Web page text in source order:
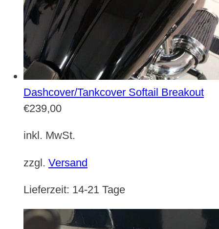
Dashcover/Tankcover Softail Breakout
€239,00
inkl. MwSt.
zzgl. Versand
Lieferzeit: 14-21 Tage